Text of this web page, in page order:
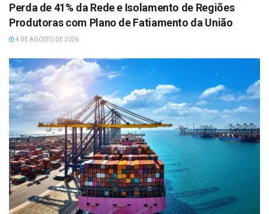
Perda de 41% da Rede e Isolamento de Regiões
Produtoras com Plano de Fatiamento da União
4 DE AGOSTO DE 2026